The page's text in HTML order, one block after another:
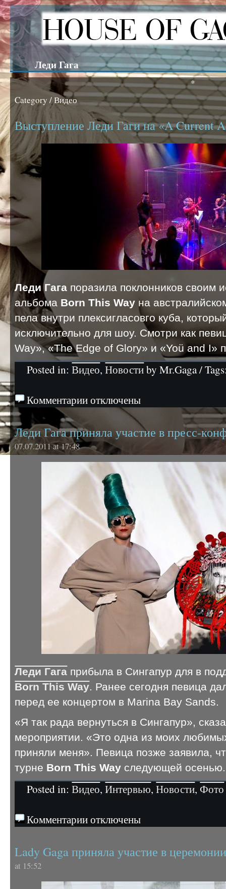
Леди Гага
*
Category / Видео
Выступление Леди Гаги на «A Current
Леди Гага поразила поклонников своим
альбома Born This Way на
пела внутри плексигласовго куба,
исключительно для шоу. Смотри как
Way», «The Edge of Glory» и «Yoü and I»
Posted in:Видео,Новостиby Mr.Gaga /
Комментарии отключены
Леди Гага приняла участие в пресс-
07.07.2011 at 17:48
Леди Гага прибыла в Сингапур для в
Born This Way. Ранее сегодня певица
перед ее концертом в Marina Bay Sands.
«Я так рада вернуться в Сингапур»,
мероприятии. «Это одна из моих
приняли меня». Певица позже заявила,
турне Born This Way следующей
Posted in:Видео,Интервью,Новости,Фото
Комментарии отключены
Lady Gaga приняла участие в
at 15:52